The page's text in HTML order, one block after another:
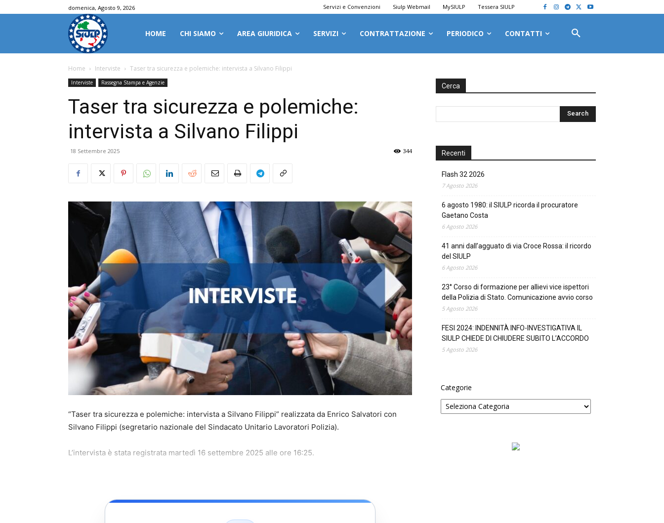
domenica, Agosto 9, 2026 Servizi e Convenzioni Siulp Webmail MySIULP Tessera SIULP
HOME CHI SIAMO AREA GIURIDICA SERVIZI CONTRATTAZIONE PERIODICO CONTATTI
Home Interviste Taser tra sicurezza e polemiche: intervista a Silvano Filippi
Interviste Rassegna Stampa e Agenzie
Taser tra sicurezza e polemiche:
intervista a Silvano Filippi
18 Settembre 2025 344
“Taser tra sicurezza e polemiche: intervista a Silvano Filippi” realizzata da Enrico Salvatori con
Silvano Filippi (segretario nazionale del Sindacato Unitario Lavoratori Polizia).
L’intervista è stata registrata martedì 16 settembre 2025 alle ore 16:25.
Cerca
Recenti
Flash 32 2026
7 Agosto 2026
6 agosto 1980: il SIULP ricorda il procuratore
Gaetano Costa
6 Agosto 2026
41 anni dall’agguato di via Croce Rossa: il ricordo
del SIULP
6 Agosto 2026
23° Corso di formazione per allievi vice ispettori
della Polizia di Stato. Comunicazione avvio corso
5 Agosto 2026
FESI 2024: INDENNITÀ INFO-INVESTIGATIVA IL
SIULP CHIEDE DI CHIUDERE SUBITO L’ACCORDO
5 Agosto 2026
Categorie